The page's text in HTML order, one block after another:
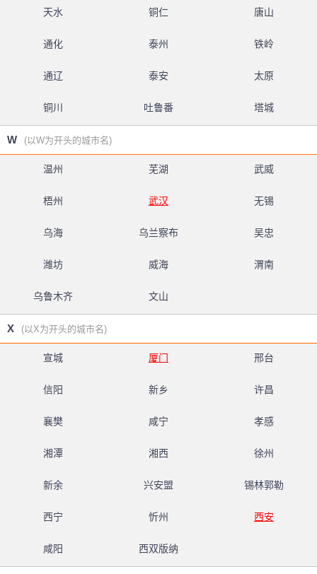
天水 铜仁 唐山
通化 泰州 铁岭
通辽 泰安 太原
铜川 吐鲁番 塔城
W (以W为开头的城市名)
温州 芜湖 武威
梧州 武汉 无锡
乌海 乌兰察布 吴忠
潍坊 威海 渭南
乌鲁木齐 文山
X (以X为开头的城市名)
宣城 厦门 邢台
信阳 新乡 许昌
襄樊 咸宁 孝感
湘潭 湘西 徐州
新余 兴安盟 锡林郭勒
西宁 忻州 西安
咸阳 西双版纳